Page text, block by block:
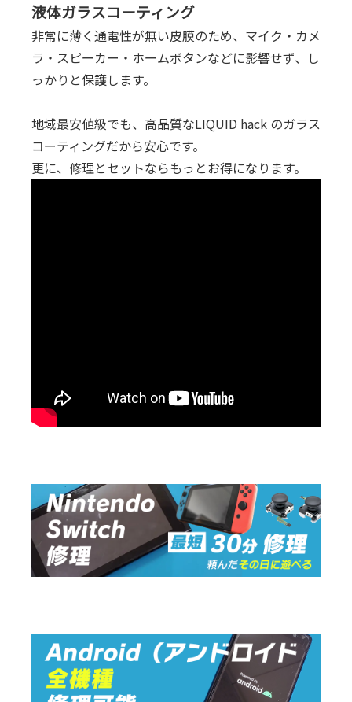
液体ガラスコーティング
非常に薄く通電性が無い皮膜のため、マイク・カメ
ラ・スピーカー・ホームボタンなどに影響せず、し
っかりと保護します。
地域最安値級でも、高品質なLIQUID hack のガラス
コーティングだから安心です。
更に、修理とセットならもっとお得になります。